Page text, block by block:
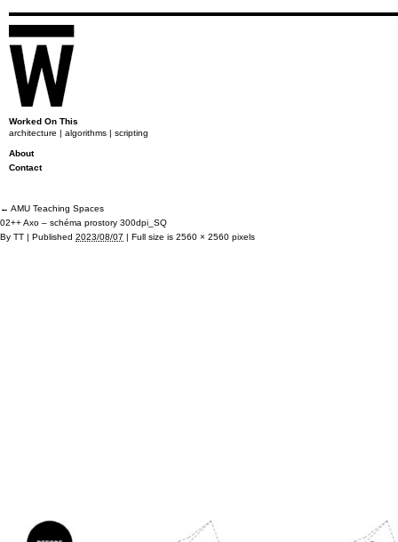
Worked On This
architecture | algorithms | scripting
About
Contact
← AMU Teaching Spaces
02++ Axo – schéma prostory 300dpi_SQ
By TT | Published 2023/08/07 | Full size is 2560 × 2560 pixels